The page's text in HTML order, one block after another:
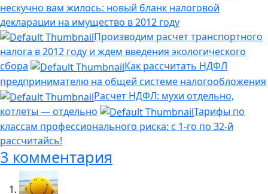
нескучно вам жилось: новый бланк налоговой
декларации на имущество в 2012 году
Производим расчет транспортного
налога в 2012 году и ждем введения экологического
сбора
Как рассчитать НДФЛ
предпринимателю на общей системе налогообложения
Расчет НДФЛ: мухи отдельно,
котлеты — отдельно
Тарифы по
классам профессионального риска: с 1-го по 32-й
рассчитайсь!
3 комментария